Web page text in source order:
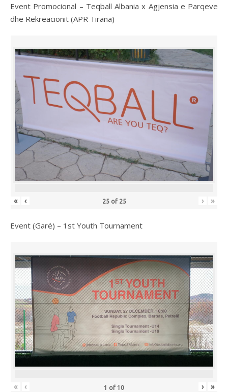
Event Promocional – Teqball Albania x Agjensia e Parqeve
dhe Rekreacionit (APR Tirana)
« ‹ 25of 25 › »
Event (Garë) – 1st Youth Tournament
« ‹ 1 of 10 › »